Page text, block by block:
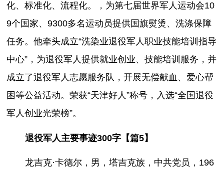
化、标准化、流程化。，为第七届世界军人运动会10
9个国家、9300多名运动员提供国旗熨烫、洗涤保障
任务。他牵头成立“洗染业退役军人职业技能培训指导
中心”，为退役军人提供就业创业、技能培训服务，并
成立了退役军人志愿服务队，开展无偿献血、爱心帮
困等公益活动。荣获“天津好人”称号，入选“全国退役
军人创业光荣榜”。
退役军人主要事迹300字【篇5】
龙吉克·卡德尔，男，塔吉克族，中共党员，196